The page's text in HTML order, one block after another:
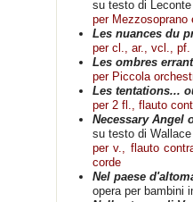
su testo di
per Mezzosoprano
Les nuances du
per cl., ar., vcl., pf.
Les ombres
per Piccola
Les tentations...
per 2 fl., flauto
Necessary Angel
su testo di
per v., flauto
corde
Nel paese
opera per bambini